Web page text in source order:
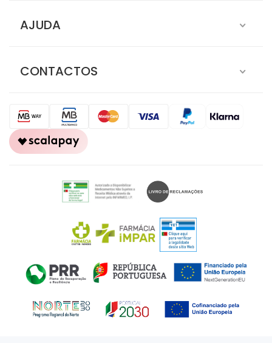
AJUDA
CONTACTOS